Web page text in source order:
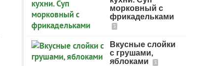
морковный с
фрикадельками
3
Вкусные слойки
с грушами,
яблоками
3